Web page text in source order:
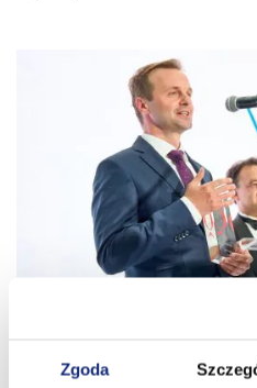
Zgoda